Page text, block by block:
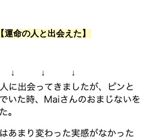
【運命の人と出会えた】
↓ ↓ ↓